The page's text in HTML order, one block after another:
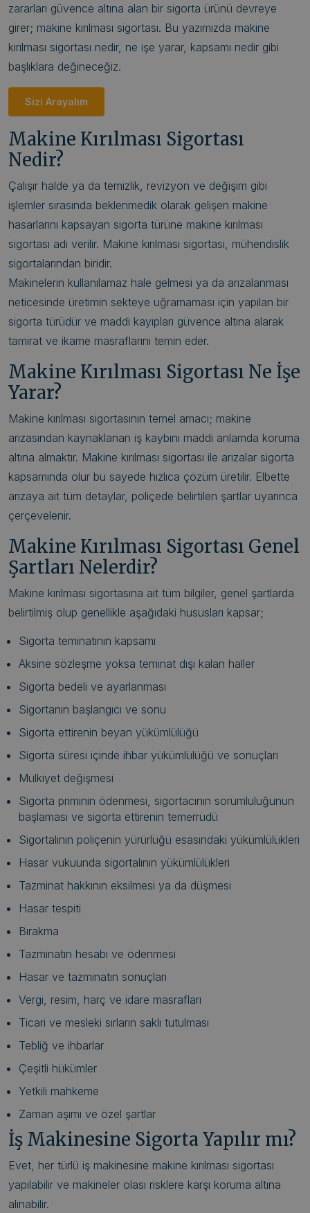
zararları güvence altına alan bir sigorta ürünü devreye
girer; makine kırılması sigortası. Bu yazımızda makine
kırılması sigortası nedir, ne işe yarar, kapsamı nedir gibi
başlıklara değineceğiz.
Sizi Arayalım
Makine Kırılması Sigortası
Nedir?
Çalışır halde ya da temizlik, revizyon ve değişim gibi
işlemler sırasında beklenmedik olarak gelişen makine
hasarlarını kapsayan sigorta türüne makine kırılması
sigortası adı verilir. Makine kırılması sigortası, mühendislik
sigortalarından biridir.
Makinelerin kullanılamaz hale gelmesi ya da arızalanması
neticesinde üretimin sekteye uğramaması için yapılan bir
sigorta türüdür ve maddi kayıpları güvence altına alarak
tamirat ve ikame masraflarını temin eder.
Makine Kırılması Sigortası Ne İşe
Yarar?
Makine kırılması sigortasının temel amacı; makine
arızasından kaynaklanan iş kaybını maddi anlamda koruma
altına almaktır. Makine kırılması sigortası ile arızalar sigorta
kapsamında olur bu sayede hızlıca çözüm üretilir. Elbette
arızaya ait tüm detaylar, poliçede belirtilen şartlar uyarınca
çerçevelenir.
Makine Kırılması Sigortası Genel
Şartları Nelerdir?
Makine kırılması sigortasına ait tüm bilgiler, genel şartlarda
belirtilmiş olup genellikle aşağıdaki hususları kapsar;
Sigorta teminatının kapsamı
Aksine sözleşme yoksa teminat dışı kalan haller
Sigorta bedeli ve ayarlanması
Sigortanın başlangıcı ve sonu
Sigorta ettirenin beyan yükümlülüğü
Sigorta süresi içinde ihbar yükümlülüğü ve sonuçları
Mülkiyet değişmesi
Sigorta priminin ödenmesi, sigortacının sorumluluğunun
başlaması ve sigorta ettirenin temerrüdü
Sigortalının poliçenin yürürlüğü esasındaki yükümlülükleri
Hasar vukuunda sigortalının yükümlülükleri
Tazminat hakkının eksilmesi ya da düşmesi
Hasar tespiti
Bırakma
Tazminatın hesabı ve ödenmesi
Hasar ve tazminatın sonuçları
Vergi, resim, harç ve idare masrafları
Ticari ve mesleki sırların saklı tutulması
Tebliğ ve ihbarlar
Çeşitli hükümler
Yetkili mahkeme
Zaman aşımı ve özel şartlar
İş Makinesine Sigorta Yapılır mı?
Evet, her türlü iş makinesine makine kırılması sigortası
yapılabilir ve makineler olası risklere karşı koruma altına
alınabilir.